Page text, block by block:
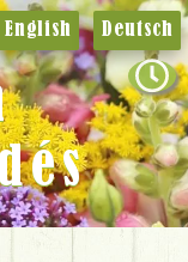
English Deutsch